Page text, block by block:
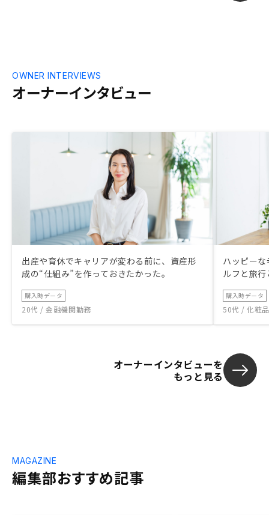
オーナーインタビュー
OWNER INTERVIEWS
出産や育休でキャリアが変わる前に、資産形
成の“仕組み”を作っておきたかった。
購入時データ
20代 / 金融機関勤務
ハッピー
ルフと旅
購入時データ
50代 / 化粧
オーナーインタビューを
もっと見る
編集部おすすめ記事
MAGAZINE